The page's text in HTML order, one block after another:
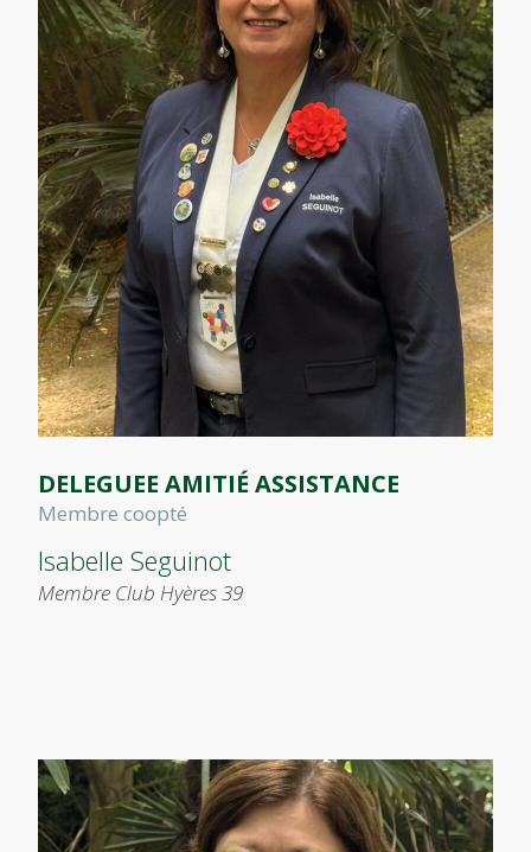
DELEGUEE AMITIÉ ASSISTANCE
Membre coopté
Isabelle Seguinot
Membre Club Hyères 39